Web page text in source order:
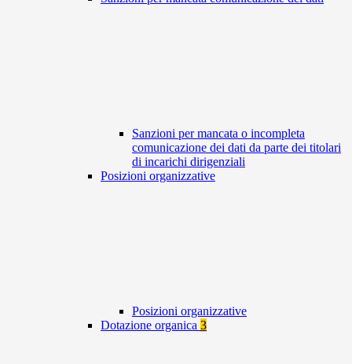
Sanzioni per mancata o incompleta
comunicazione dei dati da parte dei titolari
di incarichi dirigenziali
Posizioni organizzative
Posizioni organizzative
Dotazione organica 3